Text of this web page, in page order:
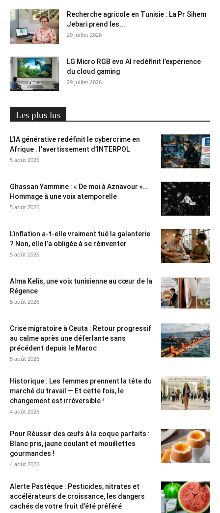
Recherche agricole en Tunisie : La Pr Sihem
Jebari prend les...
29 juillet 2026
LG Micro RGB evo AI redéfinit l’expérience
du cloud gaming
29 juillet 2026
Les plus lus
L’IA générative redéfinit le cybercrime en
Afrique : l’avertissement d’INTERPOL
5 août 2026
Ghassan Yammine : « De moi à Aznavour »…
Hommage à une voix atemporelle
5 août 2026
L’inflation a-t-elle vraiment tué la galanterie
? Non, elle l’a obligée à se réinventer
5 août 2026
Alma Kelis, une voix tunisienne au cœur de la
Régence
5 août 2026
Crise migratoire à Ceuta : Retour progressif
au calme après une déferlante sans
précédent depuis le Maroc
5 août 2026
Historique : Les femmes prennent la tête du
marché du travail — Et cette fois, le
changement est irréversible !
4 août 2026
Pour Réussir des œufs à la coque parfaits :
Blanc pris, jaune coulant et mouillettes
gourmandes !
4 août 2026
Alerte Pastèque : Pesticides, nitrates et
accélérateurs de croissance, les dangers
cachés de votre fruit d’été préféré